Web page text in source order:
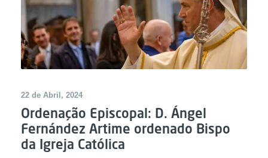
22 de Abril, 2024
Ordenação Episcopal: D. Ángel
Fernández Artime ordenado Bispo
da Igreja Católica